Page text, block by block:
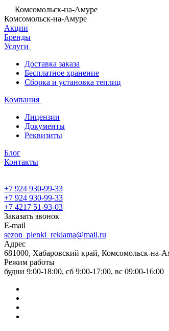
Комсомольск-на-Амуре
Комсомольск-на-Амуре
Акции
Бренды
Услуги
Доставка заказа
Бесплатное хранение
Сборка и установка теплиц
Компания
Лицензии
Документы
Реквизиты
Блог
Контакты
+7 924 930-99-33
+7 924 930-99-33
+7 4217 51-93-03
Заказать звонок
E-mail
sezon_plenki_reklama@mail.ru
Адрес
681000, Хабаровский край, Комсомольск-на-
Режим работы
будни 9:00-18:00, сб 9:00-17:00, вс 09:00-16:00